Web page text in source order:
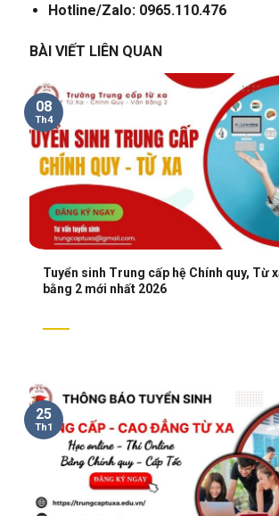
Hotline/Zalo: 0965.110.476
BÀI VIẾT LIÊN QUAN
Tuyển sinh Trung cấp hệ Chính quy, Từ
bằng 2 mới nhất 2026
08
Th4
25
Th1